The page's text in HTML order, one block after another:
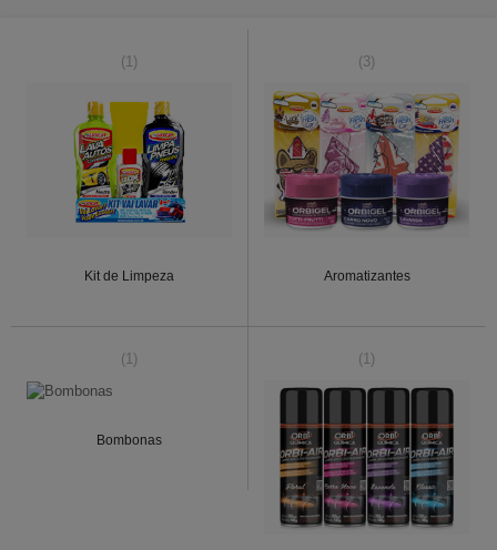
(1)
Kit de Limpeza
(3)
Aromatizantes
(1)
Bombonas
(1)